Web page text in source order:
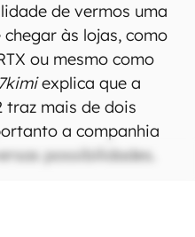
de vermos uma
às lojas, como
ou mesmo como
explica que a
traz mais de dois
a companhia
possibilidades.